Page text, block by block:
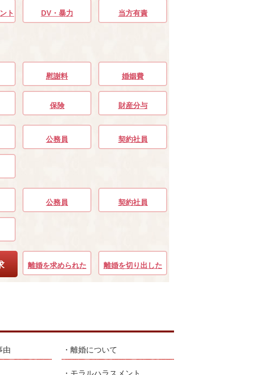
ト DV・暴力 当方有責
慰謝料 婚姻費
保険 財産分与
公務員 契約社員
公務員 契約社員
離婚を求められた 離婚を切り出した
由 離婚について
モラルハラスメント